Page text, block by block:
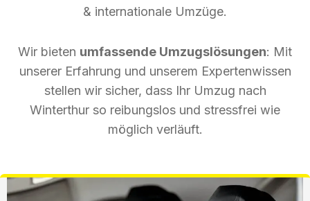
& internationale Umzüge.
Wir bieten umfassende Umzugslösungen: Mit
unserer Erfahrung und unserem Expertenwissen
stellen wir sicher, dass Ihr Umzug nach
Winterthur so reibungslos und stressfrei wie
möglich verläuft.